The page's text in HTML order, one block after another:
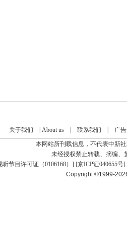
关于我们 About us| 联系我们
广
本网站所刊载信息，不代表中新
未经授权禁止转载、摘编、
节目许可证（0106168） ] [京ICP证040655号]
Copyright ©1999-